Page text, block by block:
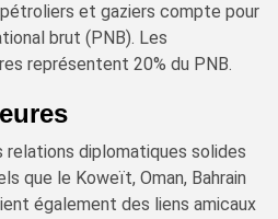
et gaziers compte pour
brut (PNB). Les
représentent 20% du PNB.
relations diplomatiques solides
que le Koweït, Oman, Bahrain
également des liens amicaux